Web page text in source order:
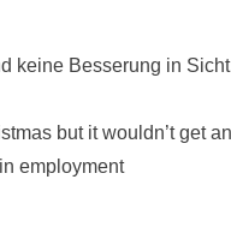
keine Besserung in
but it wouldn’t get
employment